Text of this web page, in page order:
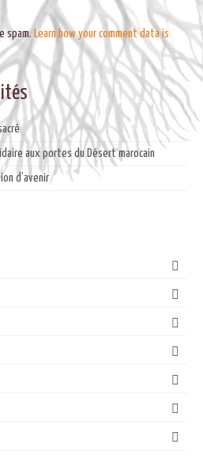
spam. Learn how your comment data is
aux portes du Désert marocain
d’avenir